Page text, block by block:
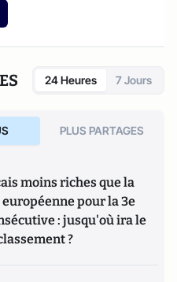
24 Heures 7 Jours
PLUS PARTAGES
moins riches que la
pour la 3e
: jusqu'où ira le
?